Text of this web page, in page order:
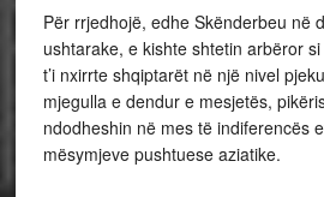
Për rrjedhojë, edhe Skënderbeu në
ushtarake, e kishte shtetin arbëror
t’i nxirrte shqiptarët në një nivel
mjegulla e dendur e mesjetës,
ndodheshin në mes të indiferencës
mësymjeve pushtuese aziatike.